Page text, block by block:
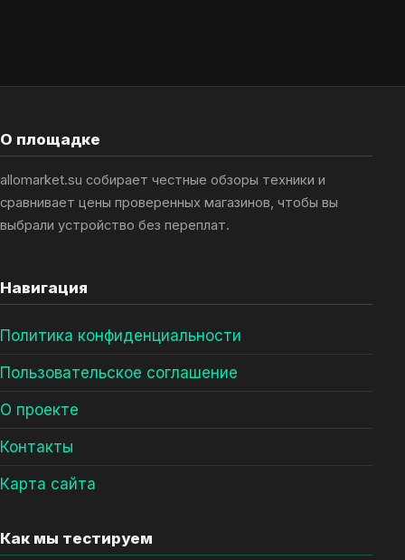
О площадке
allomarket.su собирает честные обзоры техники и
сравнивает цены проверенных магазинов, чтобы вы
выбрали устройство без переплат.
Навигация
Политика конфиденциальности
Пользовательское соглашение
О проекте
Контакты
Карта сайта
Как мы тестируем